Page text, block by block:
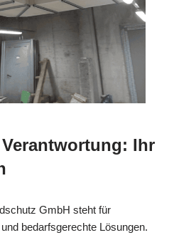
Ihr
GmbH steht für
bedarfsgerechte Lösungen.